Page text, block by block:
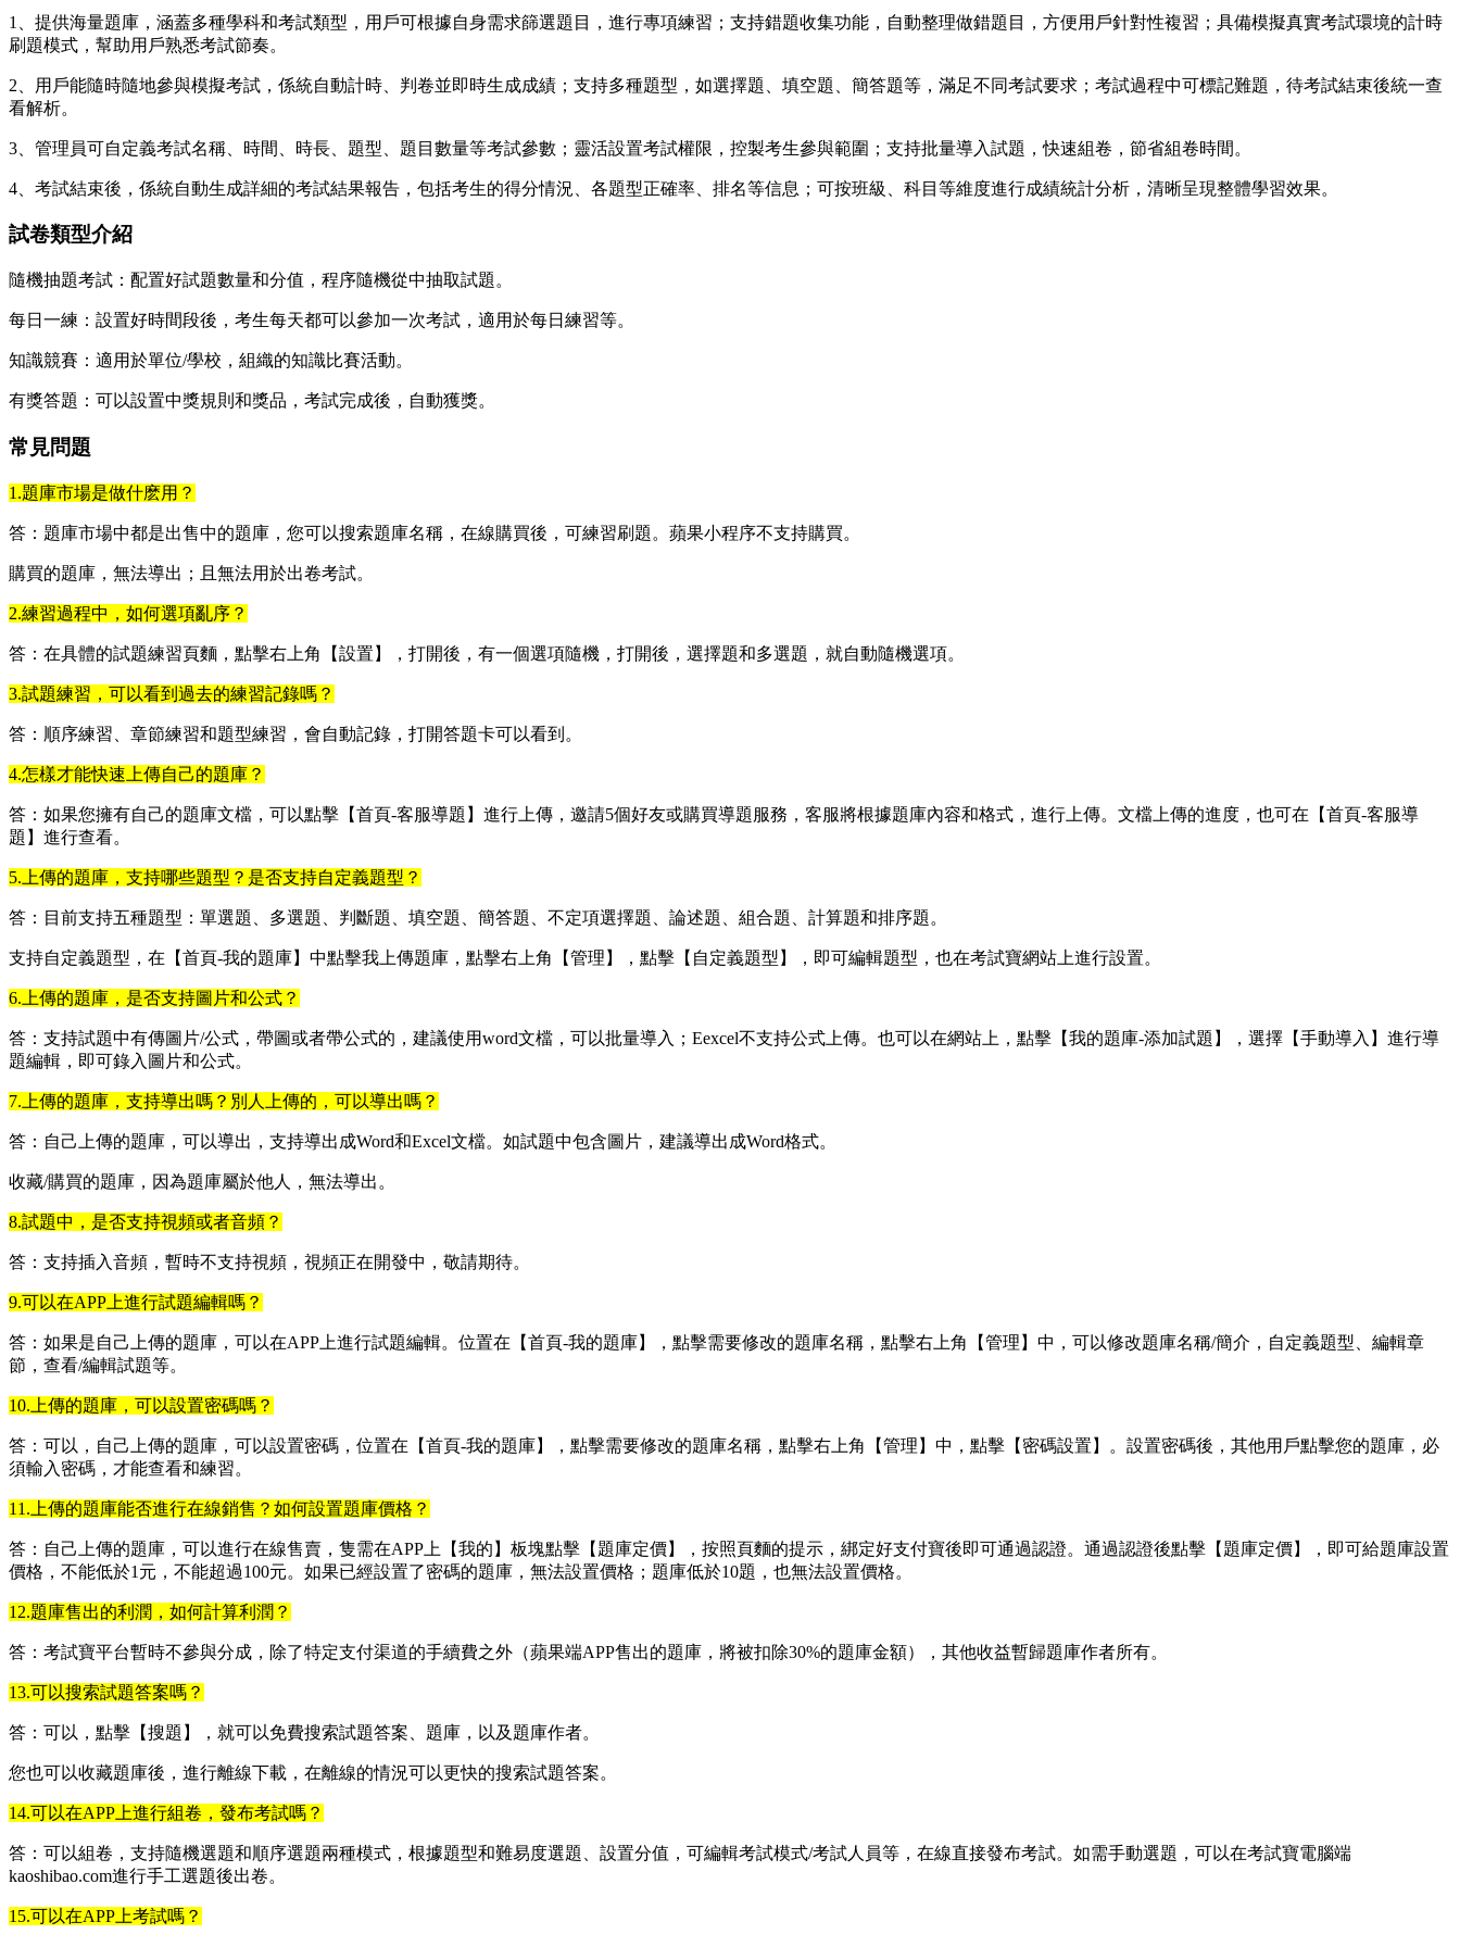
1、提供海量題庫，涵蓋多種學科和考試類型，用戶可根據自身需求篩選題目，進行專項練習；支持錯題收集功能，自動整理做錯題目，方便用戶針對性複習；具備模擬真實考試環境的計時
刷題模式，幫助用戶熟悉考試節奏。
2、用戶能隨時隨地參與模擬考試，係統自動計時、判卷並即時生成成績；支持多種題型，如選擇題、填空題、簡答題等，滿足不同考試要求；考試過程中可標記難題，待考試結束後統一查
看解析。
3、管理員可自定義考試名稱、時間、時長、題型、題目數量等考試參數；靈活設置考試權限，控製考生參與範圍；支持批量導入試題，快速組卷，節省組卷時間。
4、考試結束後，係統自動生成詳細的考試結果報告，包括考生的得分情況、各題型正確率、排名等信息；可按班級、科目等維度進行成績統計分析，清晰呈現整體學習效果。
試卷類型介紹
隨機抽題考試：配置好試題數量和分值，程序隨機從中抽取試題。
每日一練：設置好時間段後，考生每天都可以參加一次考試，適用於每日練習等。
知識競賽：適用於單位/學校，組織的知識比賽活動。
有獎答題：可以設置中獎規則和獎品，考試完成後，自動獲獎。
常見問題
1.題庫市場是做什麽用？
答：題庫市場中都是出售中的題庫，您可以搜索題庫名稱，在線購買後，可練習刷題。蘋果小程序不支持購買。
購買的題庫，無法導出；且無法用於出卷考試。
2.練習過程中，如何選項亂序？
答：在具體的試題練習頁麵，點擊右上角【設置】，打開後，有一個選項隨機，打開後，選擇題和多選題，就自動隨機選項。
3.試題練習，可以看到過去的練習記錄嗎？
答：順序練習、章節練習和題型練習，會自動記錄，打開答題卡可以看到。
4.怎樣才能快速上傳自己的題庫？
答：如果您擁有自己的題庫文檔，可以點擊【首頁-客服導題】進行上傳，邀請5個好友或購買導題服務，客服將根據題庫內容和格式，進行上傳。文檔上傳的進度，也可在【首頁-客服導
題】進行查看。
5.上傳的題庫，支持哪些題型？是否支持自定義題型？
答：目前支持五種題型：單選題、多選題、判斷題、填空題、簡答題、不定項選擇題、論述題、組合題、計算題和排序題。
支持自定義題型，在【首頁-我的題庫】中點擊我上傳題庫，點擊右上角【管理】，點擊【自定義題型】，即可編輯題型，也在考試寶網站上進行設置。
6.上傳的題庫，是否支持圖片和公式？
答：支持試題中有傳圖片/公式，帶圖或者帶公式的，建議使用word文檔，可以批量導入；Eexcel不支持公式上傳。也可以在網站上，點擊【我的題庫-添加試題】，選擇【手動導入】進行導
題編輯，即可錄入圖片和公式。
7.上傳的題庫，支持導出嗎？別人上傳的，可以導出嗎？
答：自己上傳的題庫，可以導出，支持導出成Word和Excel文檔。如試題中包含圖片，建議導出成Word格式。
收藏/購買的題庫，因為題庫屬於他人，無法導出。
8.試題中，是否支持視頻或者音頻？
答：支持插入音頻，暫時不支持視頻，視頻正在開發中，敬請期待。
9.可以在APP上進行試題編輯嗎？
答：如果是自己上傳的題庫，可以在APP上進行試題編輯。位置在【首頁-我的題庫】，點擊需要修改的題庫名稱，點擊右上角【管理】中，可以修改題庫名稱/簡介，自定義題型、編輯章
節，查看/編輯試題等。
10.上傳的題庫，可以設置密碼嗎？
答：可以，自己上傳的題庫，可以設置密碼，位置在【首頁-我的題庫】，點擊需要修改的題庫名稱，點擊右上角【管理】中，點擊【密碼設置】。設置密碼後，其他用戶點擊您的題庫，必
須輸入密碼，才能查看和練習。
11.上傳的題庫能否進行在線銷售？如何設置題庫價格？
答：自己上傳的題庫，可以進行在線售賣，隻需在APP上【我的】板塊點擊【題庫定價】，按照頁麵的提示，綁定好支付寶後即可通過認證。通過認證後點擊【題庫定價】，即可給題庫設置
價格，不能低於1元，不能超過100元。如果已經設置了密碼的題庫，無法設置價格；題庫低於10題，也無法設置價格。
12.題庫售出的利潤，如何計算利潤？
答：考試寶平台暫時不參與分成，除了特定支付渠道的手續費之外（蘋果端APP售出的題庫，將被扣除30%的題庫金額），其他收益暫歸題庫作者所有。
13.可以搜索試題答案嗎？
答：可以，點擊【搜題】，就可以免費搜索試題答案、題庫，以及題庫作者。
您也可以收藏題庫後，進行離線下載，在離線的情況可以更快的搜索試題答案。
14.可以在APP上進行組卷，發布考試嗎？
答：可以組卷，支持隨機選題和順序選題兩種模式，根據題型和難易度選題、設置分值，可編輯考試模式/考試人員等，在線直接發布考試。如需手動選題，可以在考試寶電腦端
kaoshibao.com進行手工選題後出卷。
15.可以在APP上考試嗎？